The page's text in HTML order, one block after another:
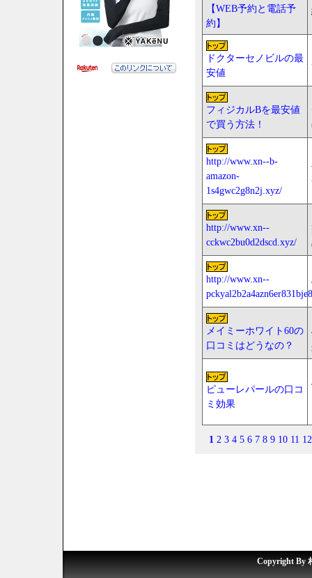
【WEB予約と電話予
約】
ドクターセノビルの最
安値
フィジカルBを最安値
で買う方法！
http://www.xn--b-
amazon-
1s4gwc2g8n2j.xyz/
http://www.xn--
cckwc2bu0d2dscd.xyz/
http://www.xn--
メイミーホワイト60の
口コミはどうなの？
ピューレパールの口コ
ミ効果
1 2 3 4 5 6 7 8 9 10 11 12
Copyright By